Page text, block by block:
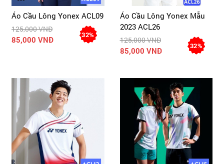
Áo Cầu Lông Yonex ACL09
125,000 VNĐ
85,000 VNĐ
32%
Áo Cầu Lông Yonex Mẫu
2023 ACL26
125,000 VNĐ
85,000 VNĐ
32%